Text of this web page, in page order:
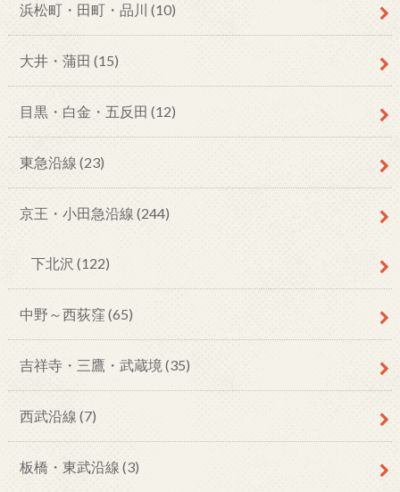
浜松町・田町・品川 (10)
大井・蒲田 (15)
目黒・白金・五反田 (12)
東急沿線 (23)
京王・小田急沿線 (244)
下北沢 (122)
中野～西荻窪 (65)
吉祥寺・三鷹・武蔵境 (35)
西武沿線 (7)
板橋・東武沿線 (3)